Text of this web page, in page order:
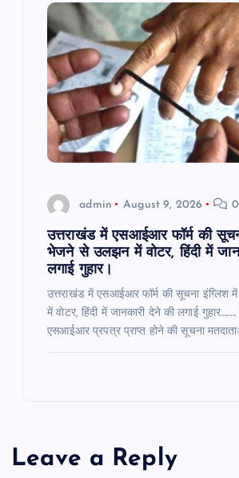
admin August 9, 2026
उत्तराखंड में एसआईआर फॉर्म की
भेजने से उलझन में वोटर, हिंदी में
लगाई गुहार।
उत्तराखंड में एसआईआर फॉर्म की सूचना
में वोटर, हिंदी में जानकारी देने की लगाई गुहार……..
एसआईआर प्रपत्र प्राप्त होने की सूचना
Leave a Reply